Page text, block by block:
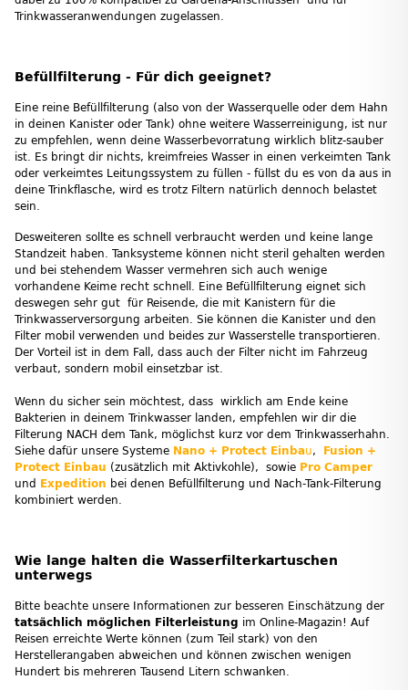
Trinkwasseranwendungen zugelassen.
Befüllfilterung - Für dich geeignet?
Eine reine Befüllfilterung (also von der Wasserquelle oder dem Hahn
in deinen Kanister oder Tank) ohne weitere Wasserreinigung, ist nur
zu empfehlen, wenn deine Wasserbevorratung wirklich blitz-sauber
ist. Es bringt dir nichts, kreimfreies Wasser in einen verkeimten Tank
oder verkeimtes Leitungssystem zu füllen - füllst du es von da aus in
deine Trinkflasche, wird es trotz Filtern natürlich dennoch belastet
sein.
Desweiteren sollte es schnell verbraucht werden und keine lange
Standzeit haben. Tanksysteme können nicht steril gehalten werden
und bei stehendem Wasser vermehren sich auch wenige
vorhandene Keime recht schnell. Eine Befüllfilterung eignet sich
deswegen sehr gut für Reisende, die mit Kanistern für die
Trinkwasserversorgung arbeiten. Sie können die Kanister und den
Filter mobil verwenden und beides zur Wasserstelle transportieren.
Der Vorteil ist in dem Fall, dass auch der Filter nicht im Fahrzeug
verbaut, sondern mobil einsetzbar ist.
Wenn du sicher sein möchtest, dass wirklich am Ende keine
Bakterien in deinem Trinkwasser landen, empfehlen wir dir die
Filterung NACH dem Tank, möglichst kurz vor dem Trinkwasserhahn.
Siehe dafür unsere Systeme Nano + Protect Einbau, Fusion +
Protect Einbau (zusätzlich mit Aktivkohle), sowie Pro Camper
und Expedition bei denen Befüllfilterung und Nach-Tank-Filterung
kombiniert werden.
Wie lange halten die Wasserfilterkartuschen
unterwegs
Bitte beachte unsere Informationen zur besseren Einschätzung der
tatsächlich möglichen Filterleistung im Online-Magazin! Auf
Reisen erreichte Werte können (zum Teil stark) von den
Herstellerangaben abweichen und können zwischen wenigen
Hundert bis mehreren Tausend Litern schwanken.